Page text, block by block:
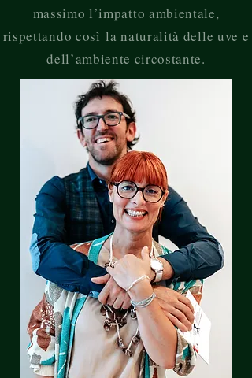
massimo l’impatto ambientale,
rispettando cosìla naturalità delle uve e
dell’ambiente circostante.